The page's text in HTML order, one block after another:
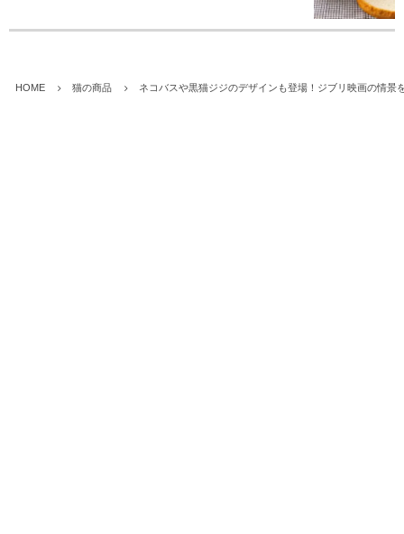
HOME 猫の商品 ネコバスや黒猫ジジのデザインも登場！ジブリ映画の情景